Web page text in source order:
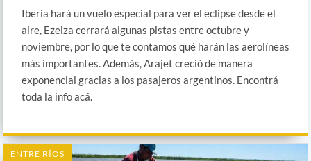
Iberia hará un vuelo especial para ver el eclipse desde el
aire, Ezeiza cerrará algunas pistas entre octubre y
noviembre, por lo que te contamos qué harán las aerolíneas
más importantes. Además, Arajet creció de manera
exponencial gracias a los pasajeros argentinos. Encontrá
toda la info acá.
ENTRE RÍOS